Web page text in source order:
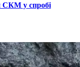
СКМ у спробі